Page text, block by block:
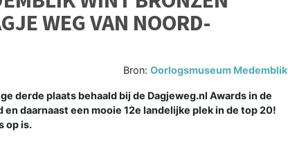
WEG VAN NOORD-
Bron:Oorlogsmuseum Medemblik
derde plaats behaald bij de Dagjeweg.nl Awards in de
daarnaast een mooie 12e landelijke plek in de top 20!
op is.